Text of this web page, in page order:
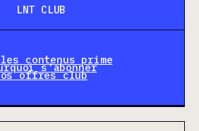
LNT CLUB
les contenus prime
s'abonner
offres club